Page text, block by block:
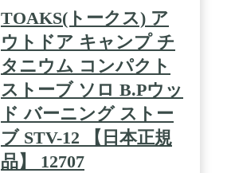
TOAKS(トークス) ア
ウトドア キャンプ チ
タニウム コンパクト
ストーブ ソロ B.Pウッ
ド バーニング ストー
ブ STV-12 【日本正規
品】 12707